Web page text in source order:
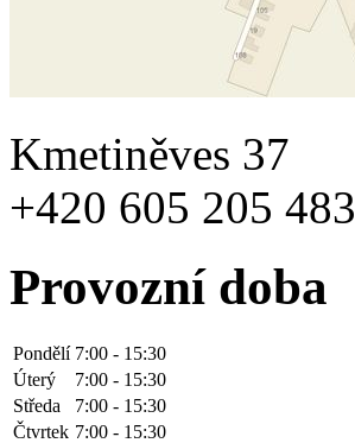
Kmetiněves 37
+420 605 205 483
Provozní doba
Pondělí 7:00 - 15:30
Úterý
7:00 - 15:30
Středa
7:00 - 15:30
Čtvrtek 7:00 - 15:30